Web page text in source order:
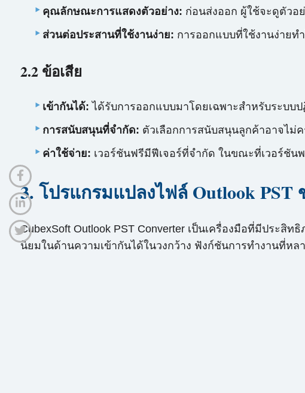
คุณลักษณะการแสดงตัวอย่าง: ก่อนส่งออก ผู้ใช้จะดูตัวอ
ส่วนต่อประสานที่ใช้งานง่าย: การออกแบบที่ใช้งานง่ายท
2.2 ข้อเสีย
เข้ากันได้: ได้รับการออกแบบมาโดยเฉพาะสำหรับระบบ
การสนับสนุนที่จำกัด: ตัวเลือกการสนับสนุนลูกค้าอาจไม่
ค่าใช้จ่าย: เวอร์ชันฟรีมีฟีเจอร์ที่จำกัด ในขณะที่เวอร์ชัน
3. โปรแกรมแปลงไฟล์ Outlook PST
CubexSoft Outlook PST Converter เป็นเครื่องมือที่มีประสิ
นิยมในด้านความเข้ากันได้ในวงกว้าง ฟังก์ชันการทำงานที่ห